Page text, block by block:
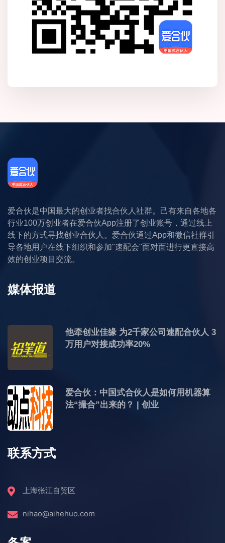
爱合伙是中国最大的创业者找合伙人社群。己有来自各地各
行业100万创业者在爱合伙App注册了创业账号，通过线上
线下的方式寻找创业合伙人。爱合伙通过App和微信社群引
导各地用户在线下组织和参加"速配会"面对面进行更直接高
效的创业项目交流。
媒体报道
他牵创业佳缘 为2千家公司速配合伙人 3
万用户对接成功率20%
爱合伙：中国式合伙人是如何用机器算
法“撮合”出来的？ | 创业
联系方式
上海张江自贸区
nihao@aihehuo.com